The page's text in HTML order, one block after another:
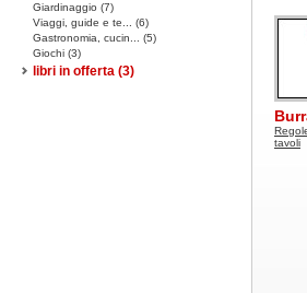
Giardinaggio (7)
Viaggi, guide e te... (6)
Gastronomia, cucin... (5)
Giochi (3)
libri in offerta (3)
tavoli